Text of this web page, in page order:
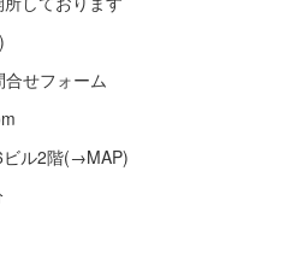
せフォーム
ビル2階(→MAP)